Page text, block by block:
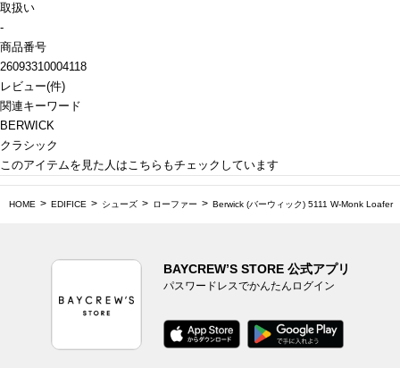
取扱い
-
商品番号
26093310004118
レビュー(件)
関連キーワード
BERWICK
クラシック
このアイテムを見た人はこちらもチェックしています
HOME EDIFICE シューズ ローファー Berwick (バーウィック) 5111 W-Monk Loafer
BAYCREW’S STORE 公式アプリ
パスワードレスでかんたんログイン